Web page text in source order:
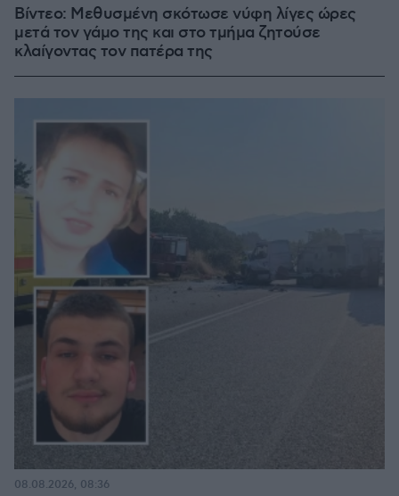
Βίντεο: Μεθυσμένη σκότωσε νύφη λίγες ώρες
μετά τον γάμο της και στο τμήμα ζητούσε
κλαίγοντας τον πατέρα της
08.08.2026, 08:36